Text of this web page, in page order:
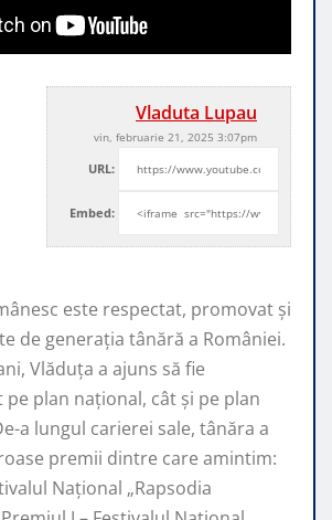
Vladuta Lupau
vin, februarie 21, 2025 3:07pm
URL:
Embed:
este respectat, promovat şi
de generaţia tânără a României.
Vlăduța a ajuns să fie
plan naţional, cât şi pe plan
a lungul carierei sale, tânăra a
premii dintre care amintim:
Național „Rapsodia